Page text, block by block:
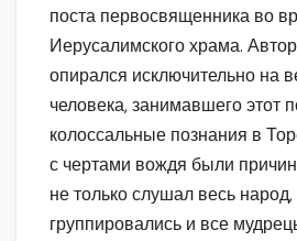
поста первосвященника во
Иерусалимского храма.
опирался исключительно на
человека, занимавшего этот
колоссальные познания в
с чертами вождя были
не только слушал весь народ,
группировались и все